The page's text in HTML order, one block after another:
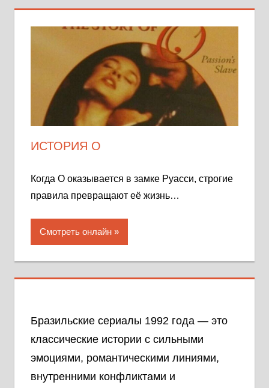
ИСТОРИЯ О
Когда О оказывается в замке Руасси, строгие
правила превращают её жизнь…
Смотреть онлайн
Бразильские сериалы 1992 года — это
классические истории с сильными
эмоциями, романтическими линиями,
внутренними конфликтами и